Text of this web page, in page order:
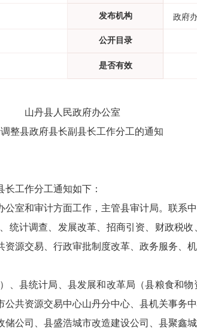
发布机构 政府
公开目录
是否有效
山丹县人民政府办公室
调整县政府县长副县长工作分工的通知
长工作分工通知如下：
公室和审计方面工作 ，主管县审计局。联系
统计调查、发展改革、招商引资、财政税
源交易、行政审批制度改革、政务服务、
、县统计局、县发展和改革局（县粮食和
共资源交易中心山丹分中心、县机关事务
储公司 县盛浩城市改造建设公司 县聚鑫